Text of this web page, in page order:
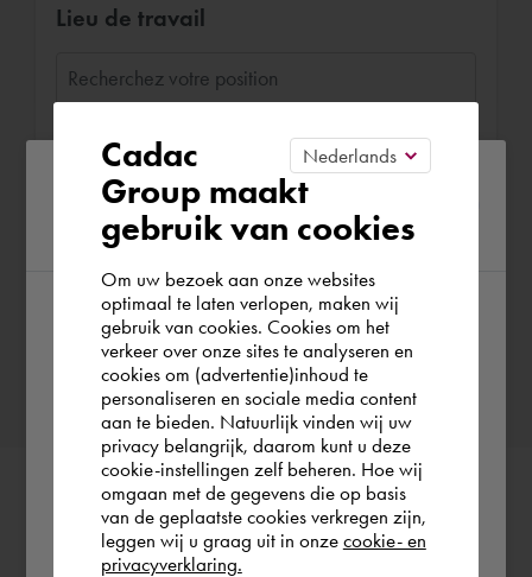
Lieu de travail
Quand souhaitez-vous réserver
Christopher ?
Choisissez la date
Confirmer la réservation
Please confirm your current
region
According to us you are situated in Rest of
the world. Please confirm in which country
you wish to shop.
België Rest of the world
Cadac
Group maakt
gebruik van cookies
Om uw bezoek aan onze websites
optimaal te laten verlopen, maken wij
gebruik van cookies. Cookies om het
verkeer over onze sites te analyseren en
cookies om (advertentie)inhoud te
personaliseren en sociale media content
aan te bieden. Natuurlijk vinden wij uw
privacy belangrijk, daarom kunt u deze
cookie-instellingen zelf beheren. Hoe wij
omgaan met de gegevens die op basis
van de geplaatste cookies verkregen zijn,
leggen wij u graag uit in onze cookie- en
privacyverklaring.